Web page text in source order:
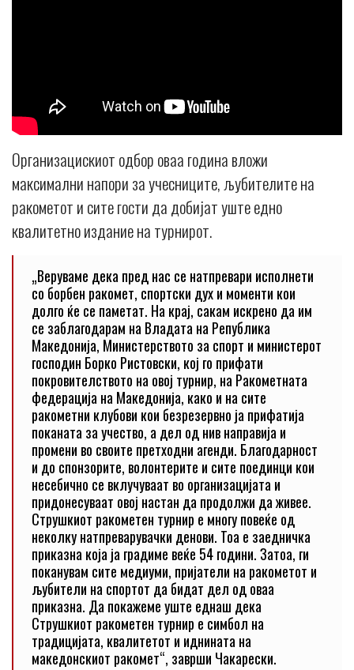
Организацискиот одбор оваа година вложи
максимални напори за учесниците, љубителите на
ракометот и сите гости да добијат уште едно
квалитетно издание на турнирот.
„Веруваме дека пред нас се натпревари исполнети
со борбен ракомет, спортски дух и моменти кои
долго ќе се паметат. На крај, сакам искрено да им
се заблагодарам на Владата на Република
Македонија, Министерството за спорт и министерот
господин Борко Ристовски, кој го прифати
покровителството на овој турнир, на Ракометната
федерација на Македонија, како и на сите
ракометни клубови кои безрезервно ја прифатија
поканата за учество, а дел од нив направија и
промени во своите претходни агенди. Благодарност
и до спонзорите, волонтерите и сите поединци кои
несебично се вклучуваат во организацијата и
придонесуваат овој настан да продолжи да живее.
Струшкиот ракометен турнир е многу повеќе од
неколку натпреварувачки денови. Тоа е заедничка
приказна која ја градиме веќе 54 години. Затоа, ги
поканувам сите медиуми, пријатели на ракометот и
љубители на спортот да бидат дел од оваа
приказна. Да покажеме уште еднаш дека
Струшкиот ракометен турнир е симбол на
традицијата, квалитетот и иднината на
македонскиот ракомет“, заврши Чакарески.